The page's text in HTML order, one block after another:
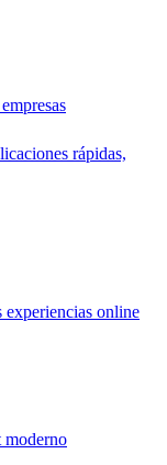
rápidas,
experiencias online
moderno